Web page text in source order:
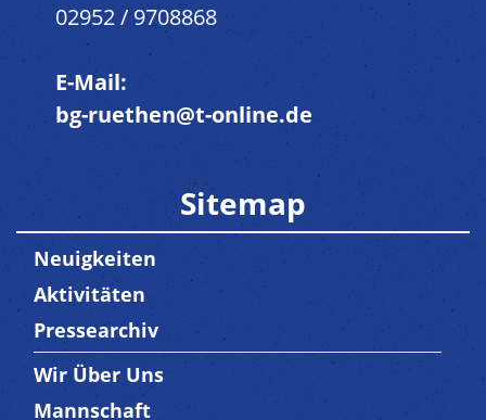
02952 / 9708868
E-Mail:
bg-ruethen@t-online.de
Sitemap
Neuigkeiten
Aktivitäten
Pressearchiv
Trenner3
Wir Über Uns
Mannschaft